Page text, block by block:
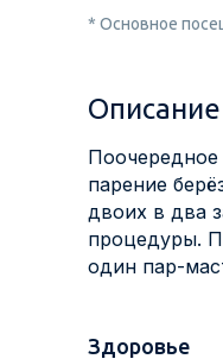
* Основное
парение
двоих в два
процедуры.
один пар-
Здоровье